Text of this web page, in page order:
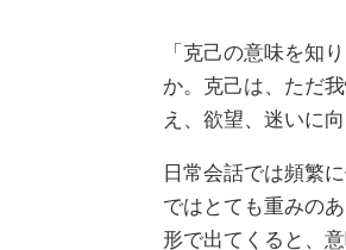
「克己の意味を知
か。克己は、ただ
え、欲望、迷いに
日常会話では頻繁
ではとても重みの
形で出てくると、